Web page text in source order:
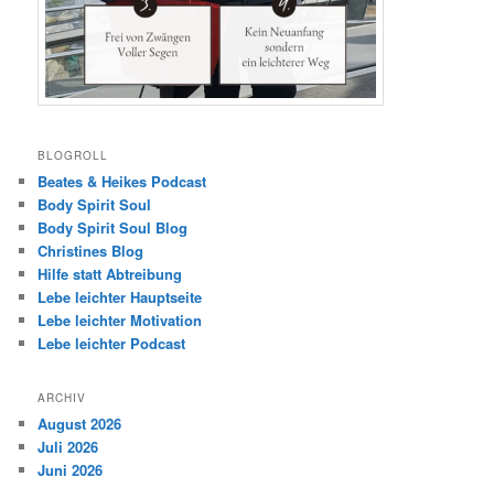
BLOGROLL
Beates & Heikes Podcast
Body Spirit Soul
Body Spirit Soul Blog
Christines Blog
Hilfe statt Abtreibung
Lebe leichter Hauptseite
Lebe leichter Motivation
Lebe leichter Podcast
ARCHIV
August 2026
Juli 2026
Juni 2026